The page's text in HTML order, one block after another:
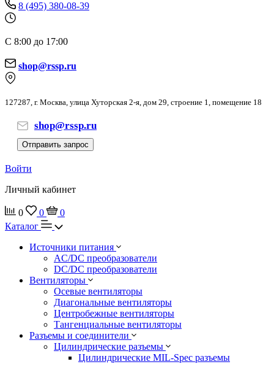
8 (495) 380-08-39
С 8:00 до 17:00
shop@rssp.ru
127287, г. Москва, улица Хуторская 2-я, дом 29, строение 1, помещение 18
shop@rssp.ru
Отправить запрос
Войти
Личный кабинет
0 0
0
Каталог
Источники питания
AC/DC преобразователи
DC/DC преобразователи
Вентиляторы
Осевые вентиляторы
Диагональные вентиляторы
Центробежные вентиляторы
Тангенциальные вентиляторы
Разъемы и соединители
Цилиндрические разъемы
Цилиндрические MIL-Spec разъемы